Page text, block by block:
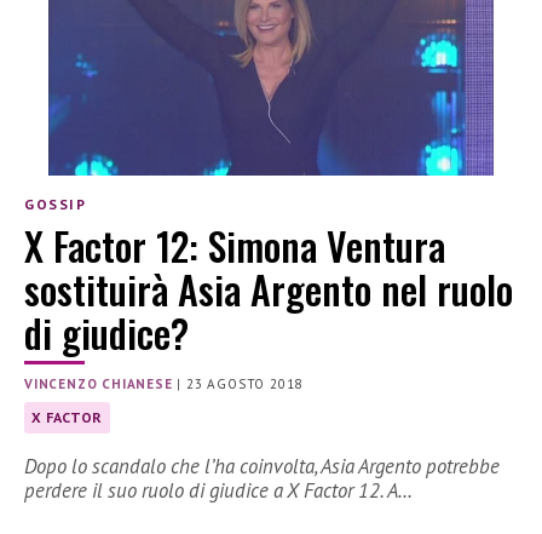
GOSSIP
X Factor 12: Simona Ventura
sostituirà Asia Argento nel ruolo
di giudice?
VINCENZO CHIANESE |23 AGOSTO 2018
X FACTOR
Dopo lo scandalo che l’ha coinvolta, Asia Argento potrebbe
perdere il suo ruolo di giudice a X Factor 12. A…